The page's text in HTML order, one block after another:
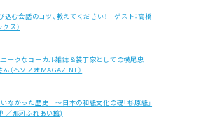
込む会話のコツ、教えてください！ ゲスト：高橋
ス）
ニークなローカル雑誌＆装丁家としての横尾忠
（ヘソノオMAGAZINE）
いなかった歴史 ～日本の和紙文化の礎「杉原紙」
／那珂ふれあい館)